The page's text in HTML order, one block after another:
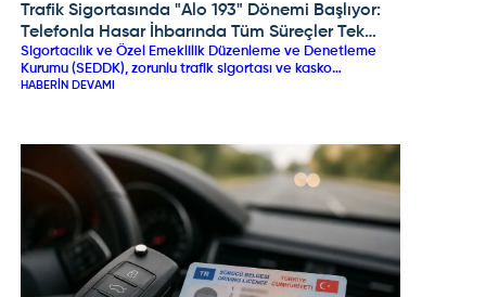
OMODA JAECOO
Trafik Sigortasında "Alo 193" Dönemi Başlıyor:
Telefonla Hasar İhbarında Tüm Süreçler Tek
Merkezde Toplanıyor!
Sigortacılık ve Özel Emeklilik Düzenleme ve Denetleme
Kurumu (SEDDK), zorunlu trafik sigortası ve kasko
süreçlerinde devrim niteliğinde bir adım atarak "Alo 193
tüm sigorta şirketlerini kapsayacak şekilde tek bir telefon
hattı üzerinden yapılacak. Uygulama; süreçleri
hızlandırmayı, usulsüzlükleri önlemeyi ve sürücüleri mağdur
eden aracı yapıların önüne geçmeyi hedefliyor.
HABERIN DEVAMI